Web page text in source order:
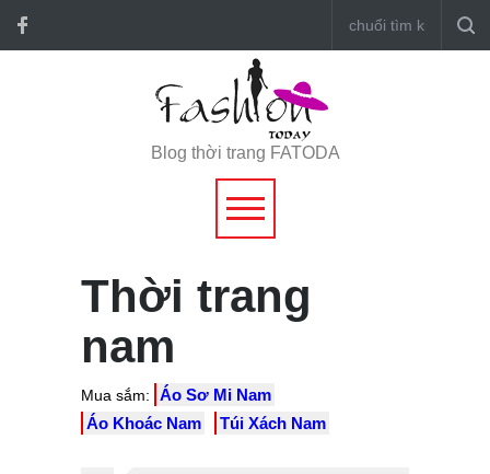
Blog thời trang FATODA
Thời trang
nam
Mua sắm:
Áo Sơ Mi Nam
Áo Khoác Nam
Túi Xách Nam